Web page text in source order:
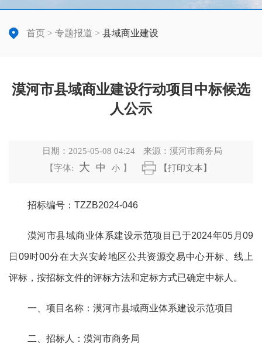
首页 > 专题报道 > 县域商业建设
漠河市县域商业建设行动项目中标候选
人公示
日期： 2025-05-08 04:24 来源： 漠河市商务局
【字体:
大 中 小 】 【打印文本】
招标编号： TZZB2024-046
漠河市县域商业体系建设示范项目已于2024年05 月09
日 09时00分在大兴安岭地区公共资源交易中心开标、线上
评标，按招标文件的评标方法和定标方式已确定中标人。
一、项目名称：漠河市县域商业体系建设示范项目
二、招标人：漠河市商务局